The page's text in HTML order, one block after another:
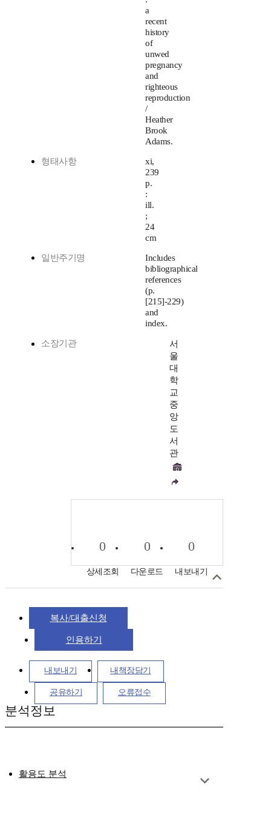
a
recent
history
of
unwed
pregnancy
and
righteous
reproduction
/
Heather
Brook
Adams.
형태사항
xi,
239
p.
:
ill.
;
24
cm
일반주기명
Includes
bibliographical
references
(p.
[215]-229)
and
index.
소장기관
서
울
대
학
교
중
앙
도
서
관
0
상세조회
0
다운로드
0
내보내기
복사/대출신청
인용하기
내보내기 내책장담기
공유하기 오류접수
분석정보
활용도 분석